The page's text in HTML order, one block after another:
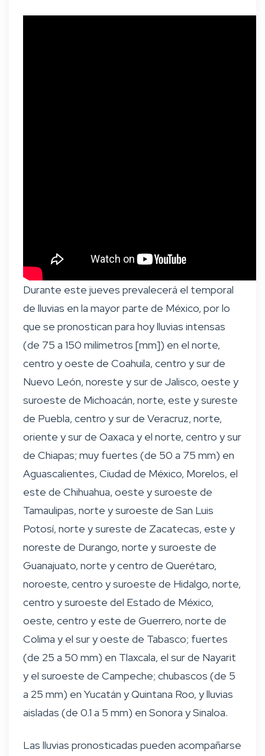
Durante este jueves prevalecerá el temporal
de lluvias en la mayor parte de México, por lo
que se pronostican para hoy lluvias intensas
(de 75 a 150 milímetros [mm]) en el norte,
centro y oeste de Coahuila, centro y sur de
Nuevo León, noreste y sur de Jalisco, oeste y
suroeste de Michoacán, norte, este y sureste
de Puebla, centro y sur de Veracruz, norte,
oriente y sur de Oaxaca y el norte, centro y sur
de Chiapas; muy fuertes (de 50 a 75 mm) en
Aguascalientes, Ciudad de México, Morelos, el
este de Chihuahua, oeste y suroeste de
Tamaulipas, norte y suroeste de San Luis
Potosí, norte y sureste de Zacatecas, este y
noreste de Durango, norte y suroeste de
Guanajuato, norte y centro de Querétaro,
noroeste, centro y suroeste de Hidalgo, norte,
centro y suroeste del Estado de México,
oeste, centro y este de Guerrero, norte de
Colima y el sur y oeste de Tabasco; fuertes
(de 25 a 50 mm) en Tlaxcala, el sur de Nayarit
y el suroeste de Campeche; chubascos (de 5
a 25 mm) en Yucatán y Quintana Roo, y lluvias
aisladas (de 0.1 a 5 mm) en Sonora y Sinaloa.
Las lluvias pronosticadas pueden acompañarse